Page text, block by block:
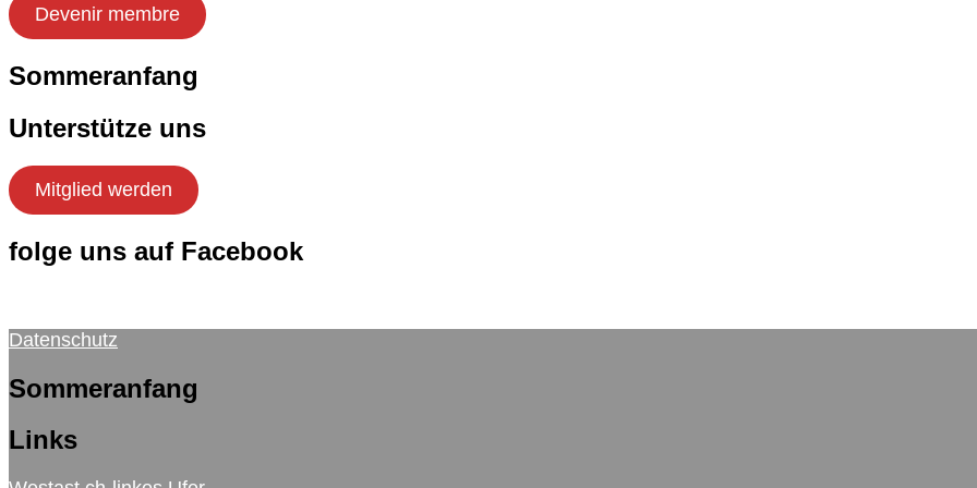
Devenir membre
Sommeranfang
Unterstütze uns
Mitglied werden
folge uns auf Facebook
Datenschutz
Sommeranfang
Links